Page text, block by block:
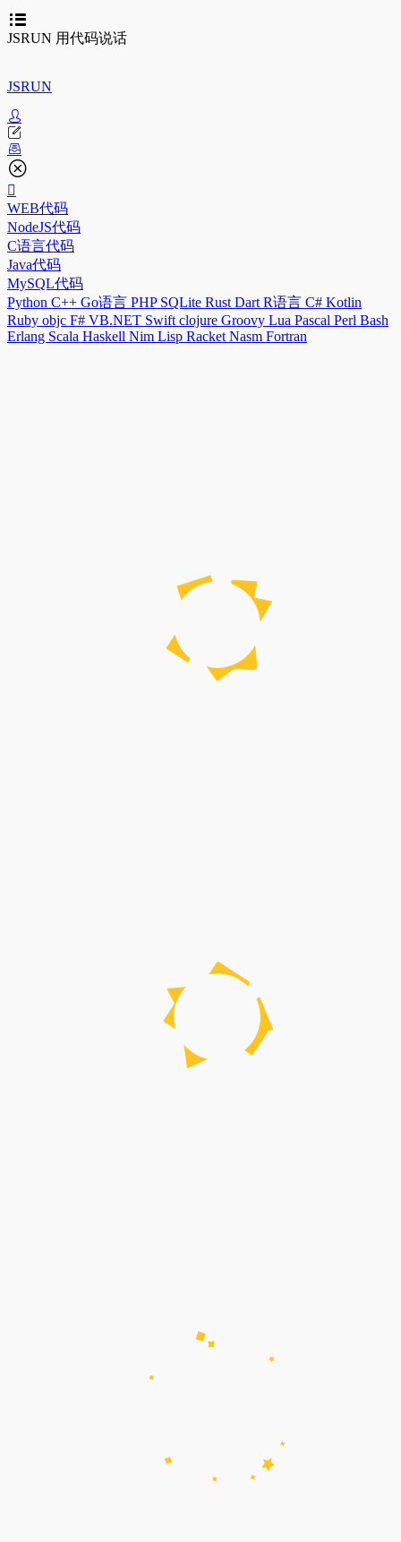
JSRUN 用代码说话
JSRUN
WEB代码
NodeJS代码
C语言代码
Java代码
MySQL代码
Python C++ Go语言 PHP SQLite Rust Dart R语言 C# Kotlin
Ruby objc F# VB.NET Swift clojure Groovy Lua Pascal Perl Bash
Erlang Scala Haskell Nim Lisp Racket Nasm Fortran